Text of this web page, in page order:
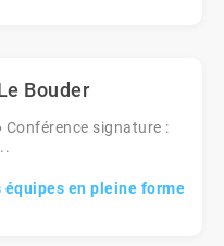
Bouder
Conférence signature :
équipes en pleine forme